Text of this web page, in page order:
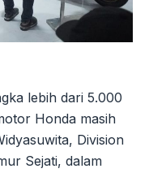
lebih dari 5.000
Honda masih
Division
Sejati, dalam